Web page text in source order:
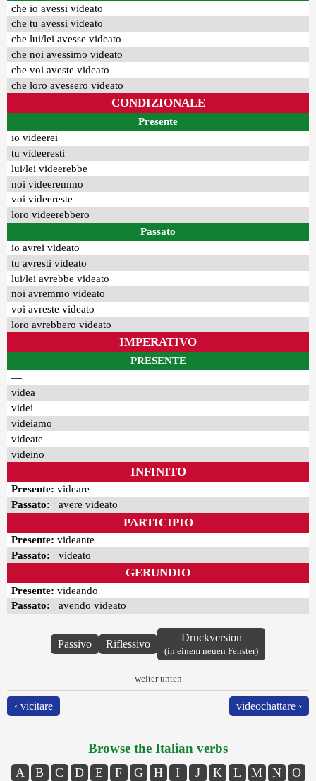
che io avessi videato
che tu avessi videato
che lui/lei avesse videato
che noi avessimo videato
che voi aveste videato
che loro avessero videato
CONDIZIONALE
Presente
io videerei
tu videeresti
lui/lei videerebbe
noi videeremmo
voi videereste
loro videerebbero
Passato
io avrei videato
tu avresti videato
lui/lei avrebbe videato
noi avremmo videato
voi avreste videato
loro avrebbero videato
IMPERATIVO
PRESENTE
—
videa
videi
videiamo
videate
videino
INFINITO
Presente: videare
Passato: avere videato
PARTICIPIO
Presente: videante
Passato: videato
GERUNDIO
Presente: videando
Passato: avendo videato
Passivo Riflessivo
Druckversion
(in einem neuen Fenster)
weiter unten
‹ vicitare videochattare ›
Browse the Italian verbs
A B C D E F G H I J K L M N
O